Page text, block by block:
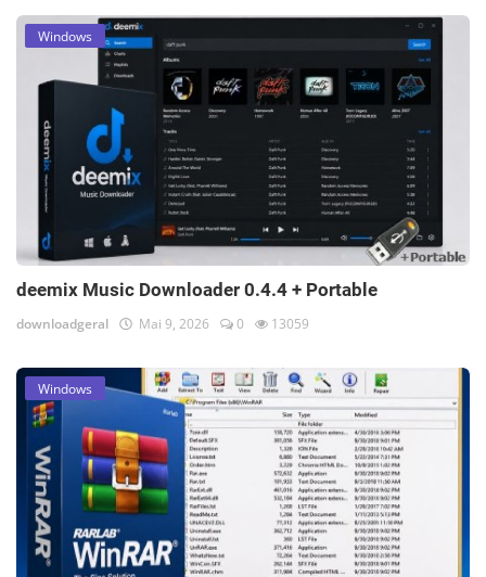
Windows
deemix Music Downloader 0.4.4 + Portable
downloadgeral Mai 9, 2026 0 13059
Windows